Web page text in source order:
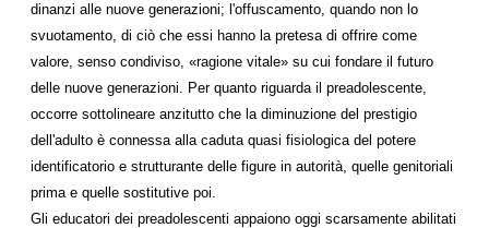
dinanzi alle nuove generazioni; l'offuscamento, quando non lo
svuotamento, di ciò che essi hanno la pretesa di offrire come
valore, senso condiviso, «ragione vitale» su cui fondare il futuro
delle nuove generazioni. Per quanto riguarda il preadolescente,
occorre sottolineare anzitutto che la diminuzione del prestigio
dell'adulto è connessa alla caduta quasi fisiologica del potere
identificatorio e strutturante delle figure in autorità, quelle genitoriali
prima e quelle sostitutive poi.
Gli educatori dei preadolescenti appaiono oggi scarsamente abilitati